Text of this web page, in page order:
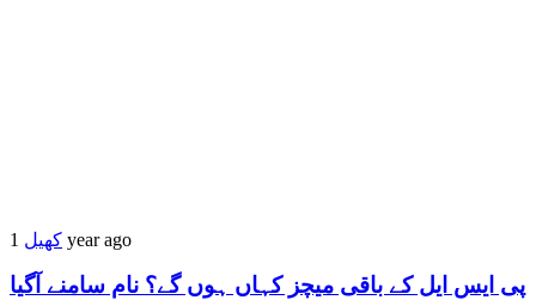
کھیل 1 year ago
پی ایس ایل کے باقی میچز کہاں ہوں گے؟ نام سامنے آگیا